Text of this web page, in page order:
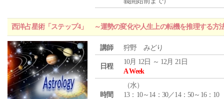
西洋占星術「ステップ4」 ～運勢の変化や人生上の転機を推理する方
講師 狩野 みどり
日程
10月 12日 ～ 12月 21日
A Week
時間
（水）
13：10～14：30／14：50～16：10